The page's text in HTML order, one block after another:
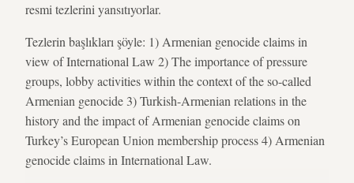
resmi tezlerini yansıtıyorlar.
Tezlerin başlıkları şöyle: 1) Armenian genocide claims in
view of International Law 2) The importance of pressure
groups, lobby activities within the context of the so-called
Armenian genocide 3) Turkish-Armenian relations in the
history and the impact of Armenian genocide claims on
Turkey’s European Union membership process 4) Armenian
genocide claims in International Law.